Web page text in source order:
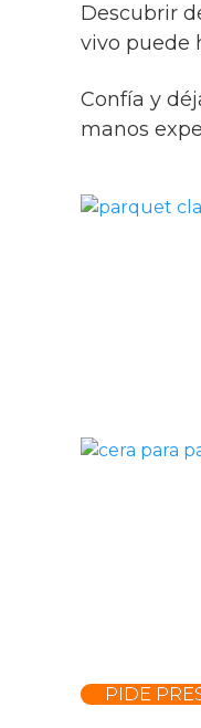
Descubrir
vivo puede
Confía y
manos
PIDE